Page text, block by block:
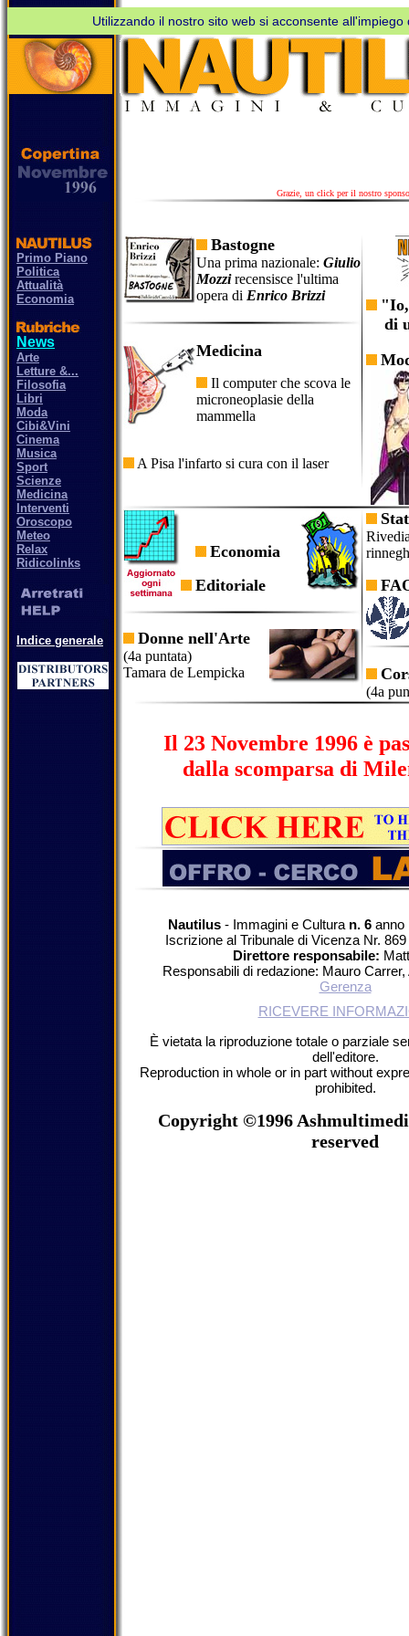
Utilizzando il nostro sito web si acconsente
in
pausa
AdBlock
favore
Primo Piano
Politica
Attualità
Economia
News
Arte
Letture &...
Filosofia
Libri
Moda
Cibi&Vini
Cinema
Musica
Sport
Scienze
Medicina
Interventi
Oroscopo
Meteo
Relax
Ridicolinks
Indice generale
Grazie, un click per il nostro
Bastogne
Una prima nazionale: Giulio
Mozzirecensisce l'ultima
opera di Enrico Brizzi
Medicina
Il computer che scova le
microneoplasie della
mammella
A Pisa l'infarto si cura con il laser
di
Economia
Editoriale
Donne nell'Arte
(4a puntata)
Tamara de Lempicka
(4a
Il 23 Novembre 1996 è
dalla scomparsa di
Nautilus- Immagini e Cultura n. 6anno
Iscrizione al Tribunale di Vicenza Nr.
Direttore responsabile:
Responsabili di redazione: Mauro
Gerenza
RICEVERE
È vietata la riproduzione totale o parziale
dell'editore.
Reproduction in whole or in part without
prohibited.
Copyright ©1996
reserved